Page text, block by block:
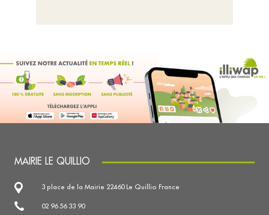
MAIRIE LE QUILLIO
3 place de la Mairie 22460 Le Quillio France
02 96 56 33 90